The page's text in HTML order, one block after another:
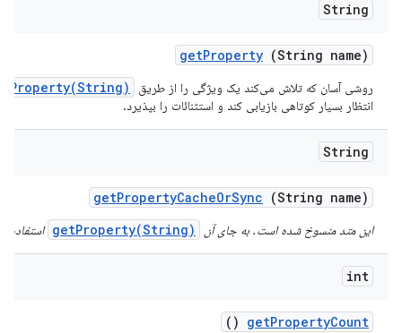
String
getProperty (String name)
روشی آسان که تلاش می‌کند یک ویژگی را از طریق
انتظار بسیار کوتاهی بازیابی کند و استثنائات را بپذیرد.
String
getPropertyCacheOrSync (String name)
این متد منسوخ شده است. به جای آن getProperty(String) استفاده
int
getPropertyCount
()